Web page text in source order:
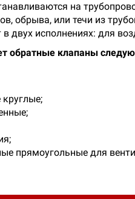
на
обрыва, или течи из
исполнениях: для
обратные клапаны
прямоугольные для